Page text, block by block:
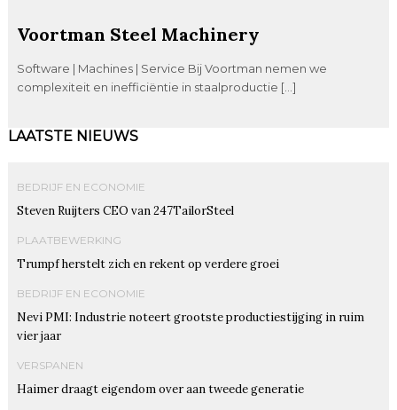
Voortman Steel Machinery
Software | Machines | Service Bij Voortman nemen we
complexiteit en inefficiëntie in staalproductie […]
LAATSTE NIEUWS
BEDRIJF EN ECONOMIE
Steven Ruijters CEO van 247TailorSteel
PLAATBEWERKING
Trumpf herstelt zich en rekent op verdere groei
BEDRIJF EN ECONOMIE
Nevi PMI: Industrie noteert grootste productiestijging in ruim
vier jaar
VERSPANEN
Haimer draagt eigendom over aan tweede generatie